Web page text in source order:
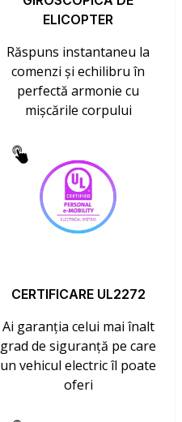
ELICOPTER
Răspuns instantaneu la
comenzi și echilibru în
perfectă armonie cu
mișcările corpului
CERTIFICARE UL2272
Ai garanția celui mai înalt
grad de siguranță pe care
un vehicul electric îl poate
oferi